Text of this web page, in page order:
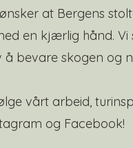
at Bergens
en kjærlig hånd.
bevare skogen og
vårt arbeid,
og Facebook!